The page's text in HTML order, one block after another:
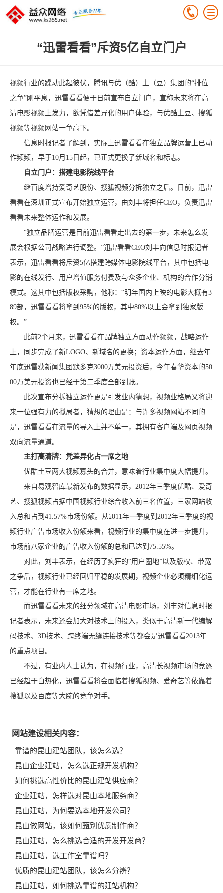
“迅雷看看”斥资5亿自立门户
视频行业的躁动此起彼伏，腾讯与优（酷）土（豆）集团的“排位
之争”刚平息，迅雷看看便于日前宣布自立门户，宣称未来将在高
清电影视频上发力，欲凭借差异化的用户体验，与优酷土豆、搜狐
视频等视频网站一争高下。
信息时报记者了解到，实际上迅雷看看在独立品牌运营上已动
作频频，早于10月15日起，已正式更换了新域名和标志。
自立门户：搭建电影院线平台
继百度增持爱奇艺股份、搜狐视频分拆独立之后。日前，迅雷
看看在深圳正式宣布开始独立运营，由刘丰将担任CEO，负责迅雷
看看未来整体运作和发展。
“独立品牌运营是目前迅雷看看走出去的第一步，未来怎么发
展会根据公司战略进行调整。”迅雷看看CEO刘丰向信息时报记者
表示，迅雷看看将斥资5亿搭建跨媒体电影院线平台，其中包括电
影的在线发行、用户增值服务付费及与众多企业、机构的合作分销
模式。这其中包括版权采购，他称：“明年国内上映的电影大概有3
89部，迅雷看看将拿到95%的版权，其中80%以上会拿到独家版
权。”
此前2个月来，迅雷看看在品牌独立方面动作频频，战略运作
上，同步完成了新LOGO、新域名的更换；资本运作方面，继去年
年底迅雷获新闻集团默多克3000万美元投资后，今年春华资本的50
00万美元投资也已经于第二季度全部到账。
此次宣布分拆独立运作更是引发业内猜想，视频业格局又将迎
来一位强有力的搅局者，猜想的理由是：与许多视频网站不同的
是，迅雷看看在流量的导入上并不单一，其拥有客户端及网页视频
双向流量通道。
主打高清牌：凭差异化占一席之地
优酷土豆两大视频寡头的合并，意味着行业集中度大幅提升。
来自易观智库最新发布的数据显示，2012年三季度优酷、爱奇
艺、搜狐视频占据中国视频行业综合收入前三名位置，三家网站收
入总和占到41.57%市场份额。从2011年一季度到2012年三季度的视
频行业广告市场收入份额来看，视频行业的集中度在进一步提升，
市场前八家企业的广告收入份额的总和已达到75.55%。
对此，刘丰表示，在经历了疯狂的“用户圈地”以及版权、带宽
之争后，视频行业已经回归平稳的发展期，视频企业必须精细化运
营，才能在行业有一席之地。
而迅雷看看未来的细分领域在高清电影市场，刘丰对信息时报
记者表示，未来还会加大对技术上的投入，类似于高清新一代编解
码技术、3D技术、跨终端无缝连接技术等都会是迅雷看看2013年
的重点项目。
不过，有业内人士认为，在视频行业，高清长视频市场的竞逐
已经趋于白热化，迅雷看看将会面临着搜狐视频、爱奇艺等依靠着
搜狐以及百度等大腕的竞争对手。
网站建设相关内容：
靠谱的昆山建站团队，该怎么选？
昆山企业建站，怎么选正规开发机构？
如何挑选高性价比的昆山建站供应商？
企业建站，怎样选对昆山本地服务商？
昆山建站，为何要选本地开发公司？
昆山做网站，该如何甄别优质制作商？
昆山建站，怎么挑选合适的开发开发商？
昆山建站，选工作室靠谱吗？
优质的昆山建站团队，该怎么分辨？
昆山建站，如何挑选靠谱的建站机构？